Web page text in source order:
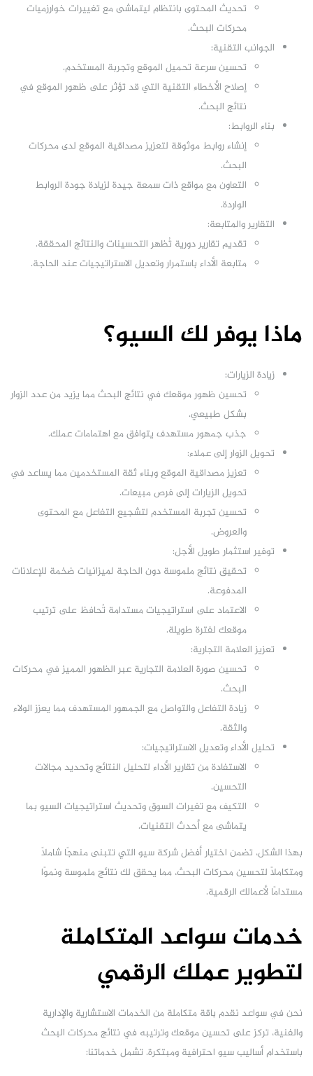
تحديث المحتوى بانتظام ليتماشى مع تغييرات خوارزميات
محركات البحث.
الجوانب التقنية:
تحسين سرعة تحميل الموقع وتجربة المستخدم.
إصلاح الأخطاء التقنية التي قد تؤثر على ظهور الموقع في
نتائج البحث.
بناء الروابط:
إنشاء روابط موثوقة لتعزيز مصداقية الموقع لدى محركات
البحث.
التعاون مع مواقع ذات سمعة جيدة لزيادة جودة الروابط
الواردة.
التقارير والمتابعة:
تقديم تقارير دورية تُظهر التحسينات والنتائج المحققة.
متابعة الأداء باستمرار وتعديل الاستراتيجيات عند الحاجة.
ماذا يوفر لك السيو؟
زيادة الزيارات:
تحسين ظهور موقعك في نتائج البحث مما يزيد من عدد الزوار
بشكل طبيعي.
جذب جمهور مستهدف يتوافق مع اهتمامات عملك.
تحويل الزوار إلى عملاء:
تعزيز مصداقية الموقع وبناء ثقة المستخدمين مما يساعد في
تحويل الزيارات إلى فرص مبيعات.
تحسين تجربة المستخدم لتشجيع التفاعل مع المحتوى
والعروض.
توفير استثمار طويل الأجل:
تحقيق نتائج ملموسة دون الحاجة لميزانيات ضخمة للإعلانات
المدفوعة.
الاعتماد على استراتيجيات مستدامة تُحافظ على ترتيب
موقعك لفترة طويلة.
تعزيز العلامة التجارية:
تحسين صورة العلامة التجارية عبر الظهور المميز في محركات
البحث.
زيادة التفاعل والتواصل مع الجمهور المستهدف مما يعزز الولاء
والثقة.
تحليل الأداء وتعديل الاستراتيجيات:
الاستفادة من تقارير الأداء لتحليل النتائج وتحديد مجالات
التحسين.
التكيف مع تغيرات السوق وتحديث استراتيجيات السيو بما
يتماشى مع أحدث التقنيات.
بهذا الشكل، تضمن اختيار أفضل شركة سيو التي تتبنى منهجًا شاملاً
ومتكاملاً لتحسين محركات البحث، مما يحقق لك نتائج ملموسة ونموًا
مستدامًا لأعمالك الرقمية.
خدمات سواعد المتكاملة
لتطوير عملك الرقمي
نحن في سواعد نقدم باقة متكاملة من الخدمات الاستشارية والإدارية
والفنية، تركز على تحسين موقعك وترتيبه في نتائج محركات البحث
باستخدام أساليب سيو احترافية ومبتكرة. تشمل خدماتنا: